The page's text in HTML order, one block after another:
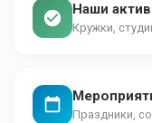
Наши
Кружки,
Праздники,